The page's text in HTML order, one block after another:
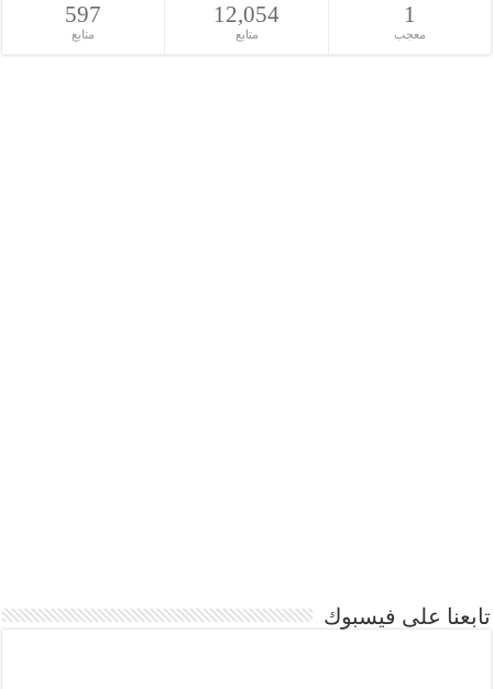
1
معجب
12,054
متابع
597
متابع
تابعنا على فيسبوك